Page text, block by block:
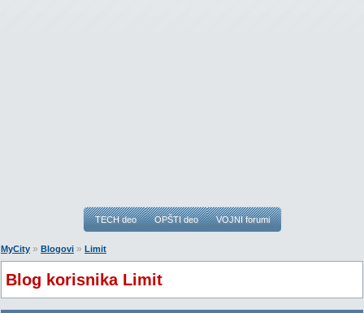
TECH deo OPŠTI deo VOJNI forumi
MyCity » Blogovi » Limit
Blog korisnika Limit